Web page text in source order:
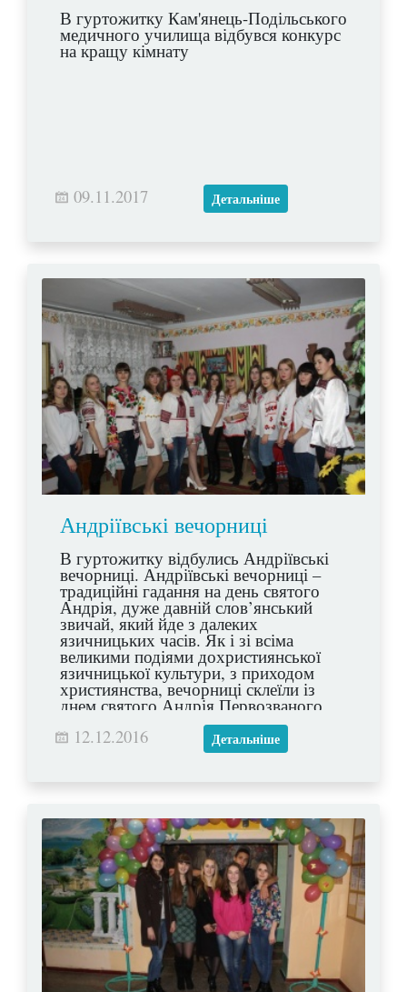
В гуртожитку Кам'янець-Подільського
медичного училища відбувся конкурс
на кращу кімнату
09.11.2017 Детальніше
Андріївські вечорниці
В гуртожитку відбулись Андріївські
вечорниці. Андріївські вечорниці –
традиційні гадання на день святого
Андрія, дуже давній слов’янський
звичай, який йде з далеких
язичницьких часів. Як і зі всіма
великими подіями дохристиянської
язичницької культури, з приходом
християнства, вечорниці склеїли із
днем святого Андрія Первозваного,
одного з дванадцяти апостолів
Христа.
12.12.2016 Детальніше